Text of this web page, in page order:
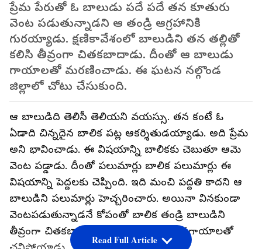
ప్రేమ పేరుతో ఓ బాలుడు పదే పదే తన కూతురు
వెంట పడుతున్నాడని ఆ తండ్రి ఆగ్రహానికి
గురయ్యాడు. క్షణికావేశంలో బాలుడిని తన తల్లితో
కలిసి తీవ్రంగా చితకబాదాడు. దీంతో ఆ బాలుడు
గాయాలతో మరణించాడు. ఈ ఘటన నల్గొండ
జిల్లాలో చోటు చేసుకుంది.
ఆ బాలుడిది తెలిసీ తెలియని వయస్సు. తన కంటే ఓ
ఏడాది చిన్నదైన బాలిక పట్ల ఆకర్శితుడయ్యాడు. అది ప్రేమ
అని భావించాడు. ఈ విషయాన్ని బాలికకు చెబుతూ ఆమె
వెంట పడ్డాడు. దీంతో పలుమార్లు బాలిక పలుమార్లు ఈ
విషయాన్ని పెద్దలకు చెప్పింది. ఇది మంచి పద్దతి కాదని ఆ
బాలుడిని పలుమార్లు హెచ్చరించారు. అయినా వినకుండా
వెంటపడుతున్నాడనే కోపంతో బాలిక తండ్రి బాలుడిని
తీవ్రంగా చితకబాదాడు. దీంతో బాలుడు తీవ్రగాయాలతో
Read Full Article